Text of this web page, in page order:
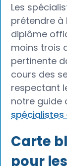
Les
prétendre à
diplôme
moins trois
pertinente
cours des
respectant
notre guide
spécialistes
Carte
pour